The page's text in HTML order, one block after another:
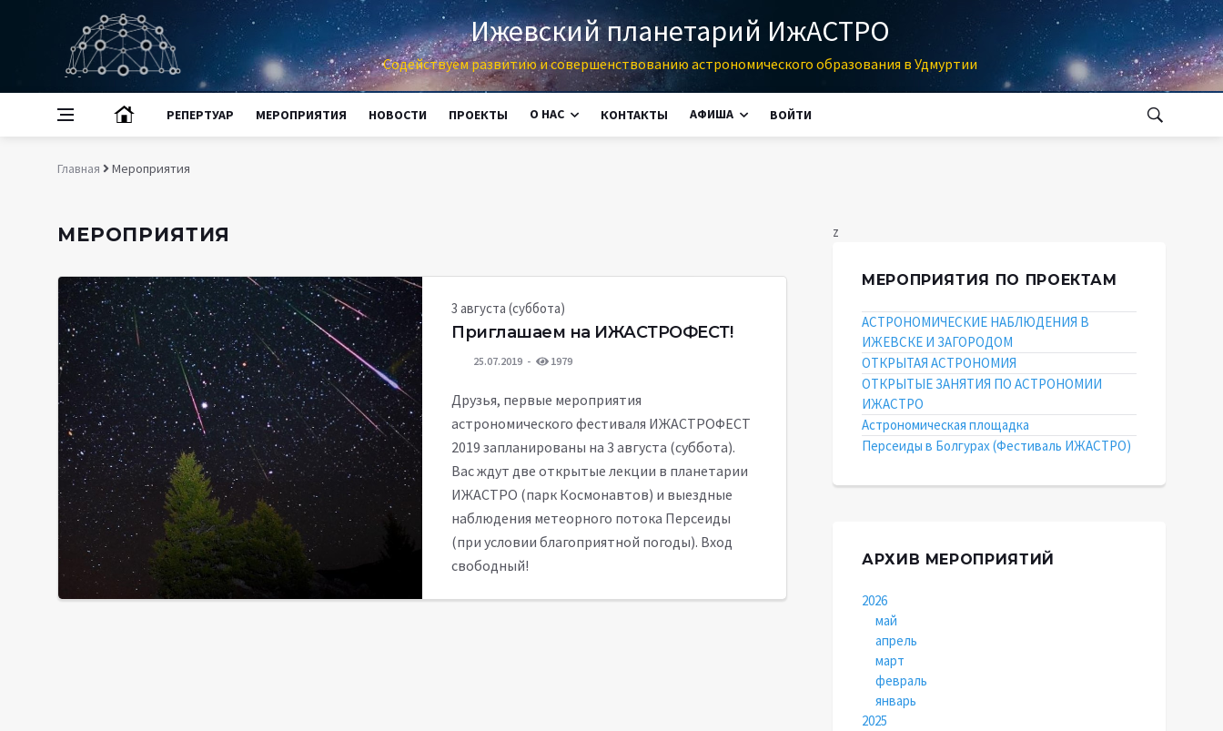
Ижевский планетарий ИжАСТРО
Содействуем развитию и совершенствованию астрономического образования в Удмуртии
РЕПЕРТУАР МЕРОПРИЯТИЯ НОВОСТИ ПРОЕКТЫ О НАС КОНТАКТЫ АФИША ВОЙТИ
Главная Мероприятия
МЕРОПРИЯТИЯ
3 августа (суббота)
Приглашаем на ИЖАСТРОФЕСТ!
25.07.2019 1979
Друзья, первые мероприятия
астрономического фестиваля ИЖАСТРОФЕСТ
2019 запланированы на 3 августа (суббота).
Вас ждут две открытые лекции в планетарии
ИЖАСТРО (парк Космонавтов) и выездные
наблюдения метеорного потока Персеиды
(при условии благоприятной погоды). Вход
свободный!
z
МЕРОПРИЯТИЯ ПО ПРОЕКТАМ
АСТРОНОМИЧЕСКИЕ НАБЛЮДЕНИЯ В
ИЖЕВСКЕ И ЗАГОРОДОМ
ОТКРЫТАЯ АСТРОНОМИЯ
ОТКРЫТЫЕ ЗАНЯТИЯ ПО АСТРОНОМИИ
ИЖАСТРО
Астрономическая площадка
Персеиды в Болгурах (Фестиваль ИЖАСТРО)
АРХИВ МЕРОПРИЯТИЙ
2026
май
апрель
март
февраль
январь
2025